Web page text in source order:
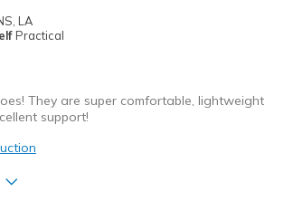
LA
Practical
They are super comfortable, lightweight
support!